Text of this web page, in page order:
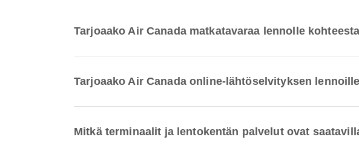
Tarjoaako Air Canada matkatavaraa lennolle
Tarjoaako Air Canada online-lähtöselvityksen
Mitkä terminaalit ja lentokentän palvelut ovat